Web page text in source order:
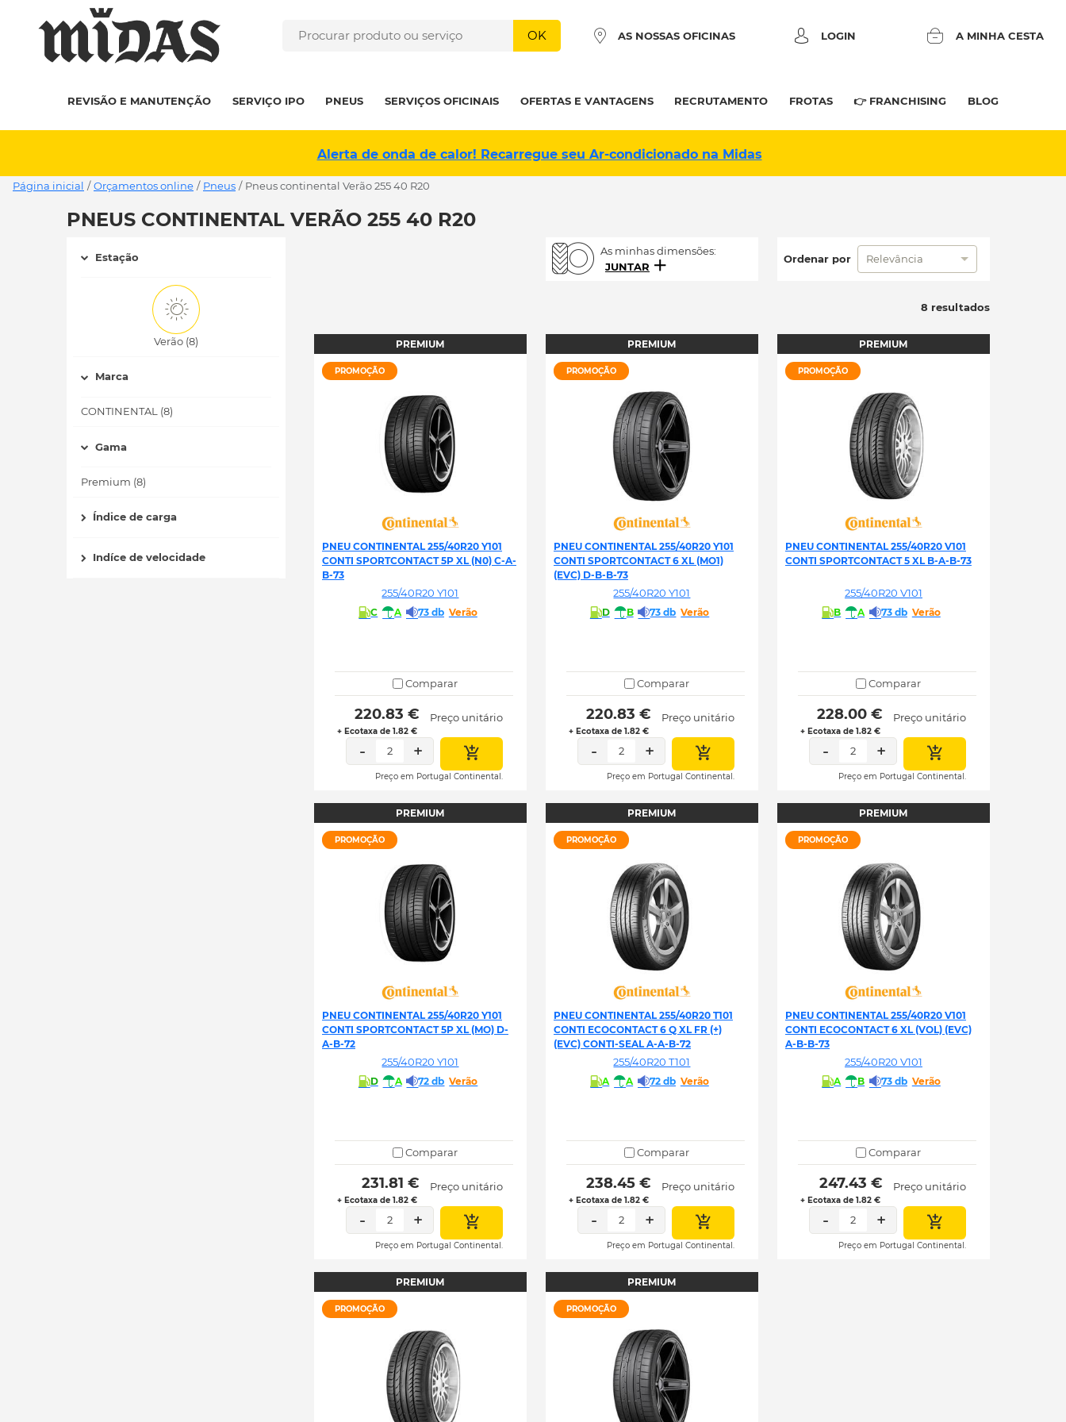
OK AS NOSSAS OFICINAS LOGIN A MINHA CESTA
REVISÃO E MANUTENÇÃO SERVIÇO IPO PNEUS SERVIÇOS OFICINAIS OFERTAS E VANTAGENS RECRUTAMENTO FROTAS 👉 FRANCHISING BLOG
Alerta de onda de calor! Recarregue seu Ar-condicionado na Midas
Página inicial / Orçamentos online / Pneus / pneus continental Verão 255 40 R20
PNEUS CONTINENTAL VERÃO 255 40 R20
Estação
Verão (8)
Marca
CONTINENTAL (8)
Gama
Premium (8)
Índice de carga
Indíce de velocidade
As minhas dimensões:
JUNTAR
Ordenar por Relevância
8 resultados
PREMIUM
PROMOÇÃO
PNEU CONTINENTAL 255/40R20 Y101
CONTI SPORTCONTACT 5P XL (N0) C-A-
B-73
255/40R20 Y101
C A 73 db Verão
Comparar
220.83 €
+ Ecotaxa de 1.82 €
Preço unitário
- 2 +
Preço em Portugal Continental.
PREMIUM
PROMOÇÃO
PNEU CONTINENTAL 255/40R20 Y101
CONTI SPORTCONTACT 6 XL (MO1)
(EVC) D-B-B-73
255/40R20 Y101
D B 73 db Verão
Comparar
220.83 €
+ Ecotaxa de 1.82 €
Preço unitário
- 2 +
Preço em Portugal Continental.
PREMIUM
PROMOÇÃO
PNEU CONTINENTAL 255/40R20 V101
CONTI SPORTCONTACT 5 XL B-A-B-73
255/40R20 V101
B A 73 db Verão
Comparar
228.00 €
+ Ecotaxa de 1.82 €
Preço unitário
- 2 +
Preço em Portugal Continental.
PREMIUM
PROMOÇÃO
PNEU CONTINENTAL 255/40R20 Y101
CONTI SPORTCONTACT 5P XL (MO) D-
A-B-72
255/40R20 Y101
D A 72 db Verão
Comparar
231.81 €
+ Ecotaxa de 1.82 €
Preço unitário
- 2 +
Preço em Portugal Continental.
PREMIUM
PROMOÇÃO
PNEU CONTINENTAL 255/40R20 T101
CONTI ECOCONTACT 6 Q XL FR (+)
(EVC) CONTI-SEAL A-A-B-72
255/40R20 T101
A A 72 db Verão
Comparar
238.45 €
+ Ecotaxa de 1.82 €
Preço unitário
- 2 +
Preço em Portugal Continental.
PREMIUM
PROMOÇÃO
PNEU CONTINENTAL 255/40R20 V101
CONTI ECOCONTACT 6 XL (VOL) (EVC)
A-B-B-73
255/40R20 V101
A B 73 db Verão
Comparar
247.43 €
+ Ecotaxa de 1.82 €
Preço unitário
- 2 +
Preço em Portugal Continental.
PREMIUM
PROMOÇÃO
PREMIUM
PROMOÇÃO